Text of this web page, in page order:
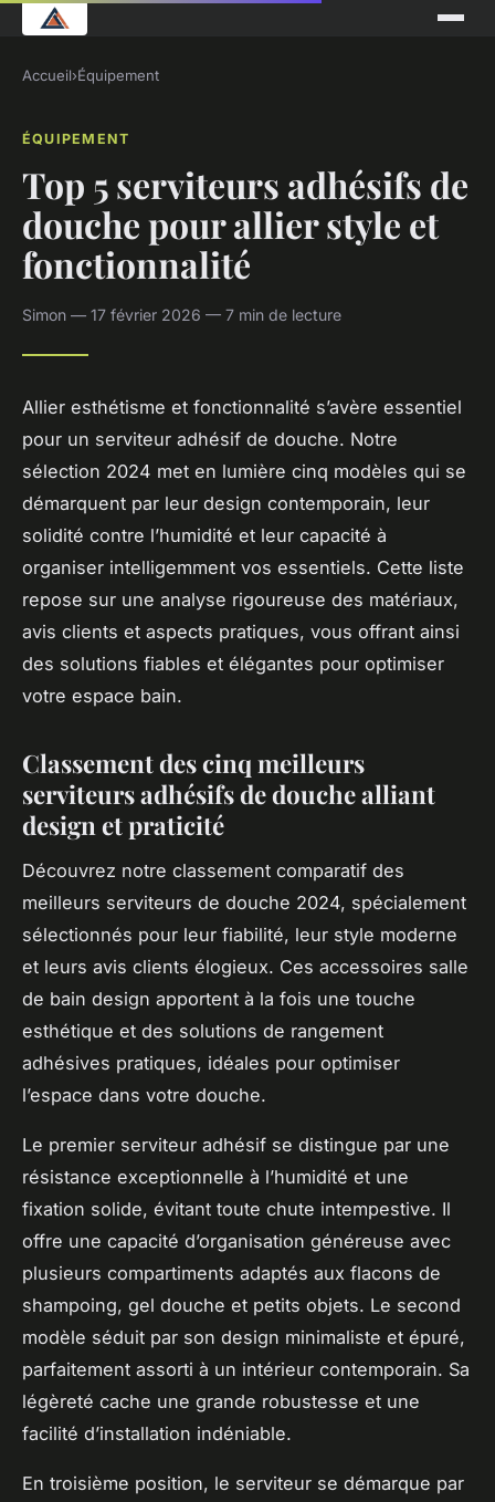
Accueil›Équipement
ÉQUIPEMENT
Top 5 serviteurs adhésifs de
douche pour allier style et
fonctionnalité
Simon — 17 février 2026 — 7 min de lecture
Allier esthétisme et fonctionnalité s’avère essentiel
pour un serviteur adhésif de douche. Notre
sélection 2024 met en lumière cinq modèles qui se
démarquent par leur design contemporain, leur
solidité contre l’humidité et leur capacité à
organiser intelligemment vos essentiels. Cette liste
repose sur une analyse rigoureuse des matériaux,
avis clients et aspects pratiques, vous offrant ainsi
des solutions fiables et élégantes pour optimiser
votre espace bain.
Classement des cinq meilleurs
serviteurs adhésifs de douche alliant
design et praticité
Découvrez notre classement comparatif des
meilleurs serviteurs de douche 2024, spécialement
sélectionnés pour leur fiabilité, leur style moderne
et leurs avis clients élogieux. Ces accessoires salle
de bain design apportent à la fois une touche
esthétique et des solutions de rangement
adhésives pratiques, idéales pour optimiser
l’espace dans votre douche.
Le premier serviteur adhésif se distingue par une
résistance exceptionnelle à l’humidité et une
fixation solide, évitant toute chute intempestive. Il
offre une capacité d’organisation généreuse avec
plusieurs compartiments adaptés aux flacons de
shampoing, gel douche et petits objets. Le second
modèle séduit par son design minimaliste et épuré,
parfaitement assorti à un intérieur contemporain. Sa
légèreté cache une grande robustesse et une
facilité d’installation indéniable.
En troisième position, le serviteur se démarque par